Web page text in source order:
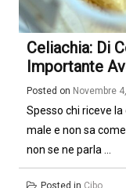
Celiachia: Di
Importante
Posted on Novembre
Spesso chi riceve
male e non sa
non se ne parla ...